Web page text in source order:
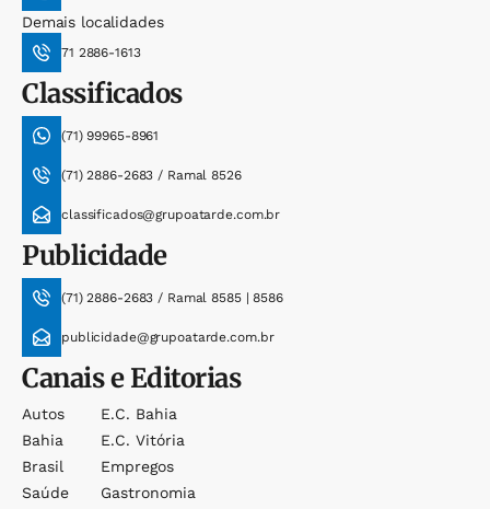
Demais localidades
71 2886-1613
Classificados
(71) 99965-8961
(71) 2886-2683 / Ramal 8526
classificados@grupoatarde.com.br
Publicidade
(71) 2886-2683 / Ramal 8585 | 8586
publicidade@grupoatarde.com.br
Canais e Editorias
Autos
Bahia
Brasil
Saúde
E.c. Bahia
E.c. Vitória
Empregos
Gastronomia